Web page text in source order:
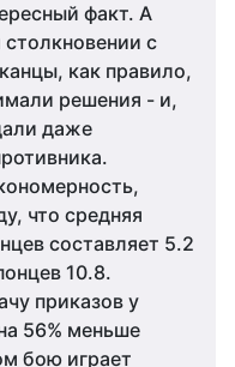
факт. А
с
как правило,
решения - и,
даже
что средняя
составляет 5.2
10.8.
приказов у
56% меньше
бою играет